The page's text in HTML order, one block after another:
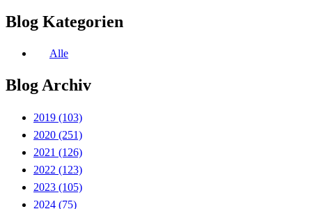
Blog Kategorien
Alle
Blog Archiv
2019 (103)
2020 (251)
2021 (126)
2022 (123)
2023 (105)
2024 (75)